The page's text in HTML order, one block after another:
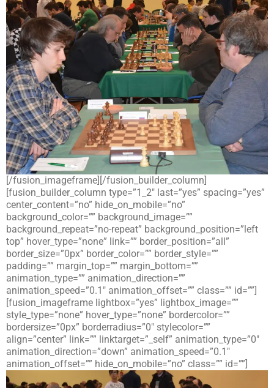
[/fusion_imageframe][/fusion_builder_column]
[fusion_builder_column type=”1_2″ last=”yes” spacing=”yes”
center_content=”no” hide_on_mobile=”no”
background_color=”” background_image=””
background_repeat=”no-repeat” background_position=”left
top” hover_type=”none” link=”” border_position=”all”
border_size=”0px” border_color=”” border_style=””
padding=”” margin_top=”” margin_bottom=””
animation_type=”” animation_direction=””
animation_speed=”0.1″ animation_offset=”” class=”” id=””]
[fusion_imageframe lightbox=”yes” lightbox_image=””
style_type=”none” hover_type=”none” bordercolor=””
bordersize=”0px” borderradius=”0″ stylecolor=””
align=”center” link=”” linktarget=”_self” animation_type=”0″
animation_direction=”down” animation_speed=”0.1″
animation_offset=”” hide_on_mobile=”no” class=”” id=””]